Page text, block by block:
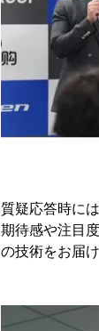
質疑応答時に
期待感や注目
の技術をお届